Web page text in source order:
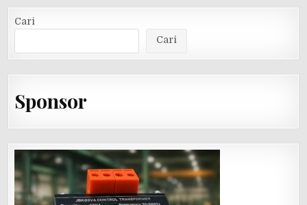
Cari
Cari
Sponsor